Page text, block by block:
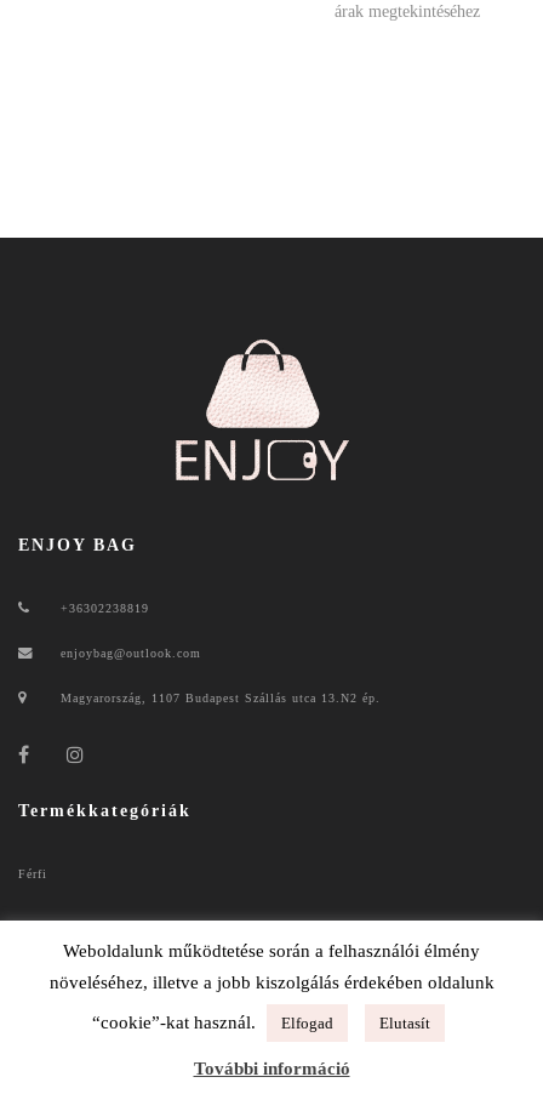
árak megtekintéséhez
ENJOY BAG
+36302238819
enjoybag@outlook.com
Magyarország, 1107 Budapest Szállás utca 13.N2 ép.
Termékkategóriák
Férfi
ADATKEZELÉSI TÁJÉKOZTATÓ
Weboldalunk működtetése során a felhasználói élmény
növeléséhez, illetve a jobb kiszolgálás érdekében oldalunk
“cookie”-kat használ. Elfogad Elutasít
További információ